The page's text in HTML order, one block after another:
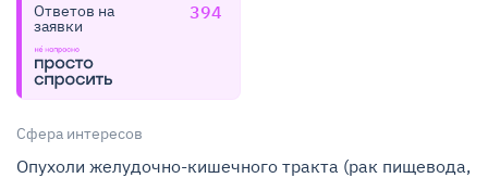
394
Ответов на
заявки
Сфера интересов
Опухоли желудочно-кишечного тракта (рак пищевода,